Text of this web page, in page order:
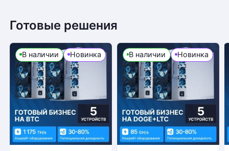
Возврат товара
Для того, чтобы оформить возврат товара, клиенту
необходимо связаться с менеджером, который
оформлял покупку. Возврат товара производится
в соответствии с регламентом Компании после
проверки оборудования
Есть вопрос?
Готовые решения
В наличии Новинка В наличии Новинка